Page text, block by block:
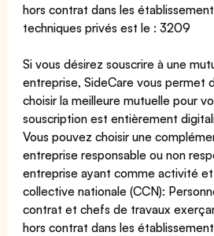
hors contrat dans les
techniques privés est le : 3209
Si vous désirez souscrire à une
entreprise, SideCare vous permet
choisir la meilleure mutuelle pour
souscription est entièrement
Vous pouvez choisir une
entrepriseresponsable ou non
entreprise ayant comme activité
collective nationale (CCN):
contrat et chefs de travaux
hors contrat dans les